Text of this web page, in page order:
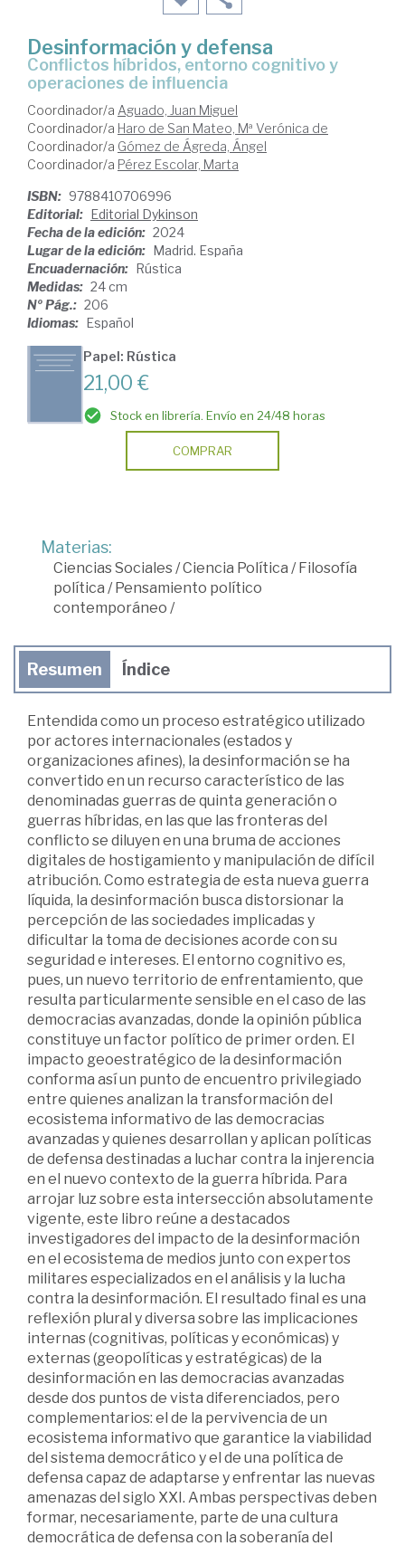
Desinformación y defensa
conflictos híbridos, entorno cognitivo y
operaciones de influencia
Coordinador/a Aguado, Juan Miguel
Coordinador/a Haro de San Mateo, Mª Verónica de
Coordinador/a Gómez de Ágreda, Ángel
Coordinador/a Pérez Escolar, Marta
ISBN: 9788410706996
Editorial: Editorial Dykinson
Fecha de la edición: 2024
Lugar de la edición: Madrid. España
Encuadernación: Rústica
Medidas: 24 cm
Nº Pág.: 206
Idiomas: Español
Papel: Rústica
21,00 €
Stock en librería. Envío en 24/48 horas
COMPRAR
Materias:
Ciencias Sociales/Ciencia Política / Filosofía
política / Pensamiento político
contemporáneo /
Resumen Índice
Entendida como un proceso estratégico utilizado
por actores internacionales (estados y
organizaciones afines), la desinformación se ha
convertido en un recurso característico de las
denominadas guerras de quinta generación o
guerras híbridas, en las que las fronteras del
conflicto se diluyen en una bruma de acciones
digitales de hostigamiento y manipulación de difícil
atribución. Como estrategia de esta nueva guerra
líquida, la desinformación busca distorsionar la
percepción de las sociedades implicadas y
dificultar la toma de decisiones acorde con su
seguridad e intereses. El entorno cognitivo es,
pues, un nuevo territorio de enfrentamiento, que
resulta particularmente sensible en el caso de las
democracias avanzadas, donde la opinión pública
constituye un factor político de primer orden. El
impacto geoestratégico de la desinformación
conforma así un punto de encuentro privilegiado
entre quienes analizan la transformación del
ecosistema informativo de las democracias
avanzadas y quienes desarrollan y aplican políticas
de defensa destinadas a luchar contra la injerencia
en el nuevo contexto de la guerra híbrida. Para
arrojar luz sobre esta intersección absolutamente
vigente, este libro reúne a destacados
investigadores del impacto de la desinformación
en el ecosistema de medios junto con expertos
militares especializados en el análisis y la lucha
contra la desinformación. El resultado final es una
reflexión plural y diversa sobre las implicaciones
internas (cognitivas, políticas y económicas) y
externas (geopolíticas y estratégicas) de la
desinformación en las democracias avanzadas
desde dos puntos de vista diferenciados, pero
complementarios: el de la pervivencia de un
ecosistema informativo que garantice la viabilidad
del sistema democrático y el de una política de
defensa capaz de adaptarse y enfrentar las nuevas
amenazas del siglo XXI. Ambas perspectivas deben
formar, necesariamente, parte de una cultura
democrática de defensa con la soberanía del